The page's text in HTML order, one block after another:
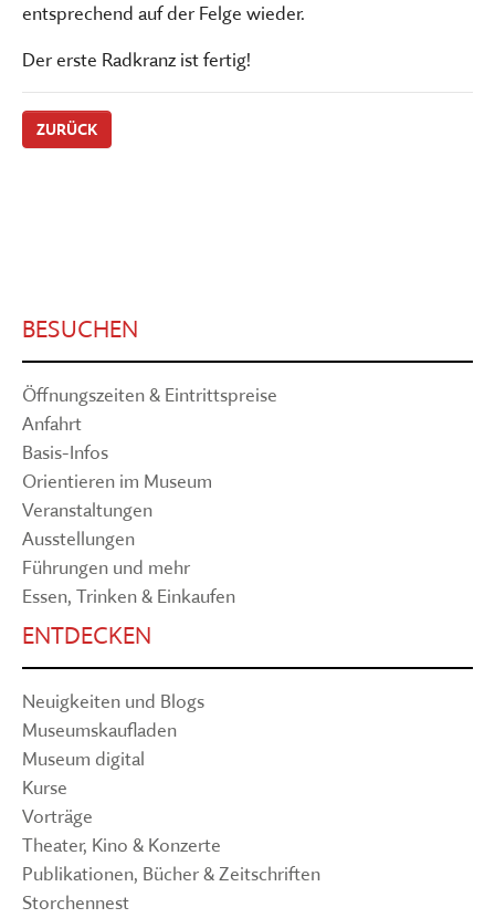
entsprechend auf der Felge wieder.
Der erste Radkranz ist fertig!
ZURÜCK
BESUCHEN
Öffnungszeiten & Eintrittspreise
Anfahrt
Basis-Infos
Orientieren im Museum
Veranstaltungen
Ausstellungen
Führungen und mehr
Essen, Trinken & Einkaufen
ENTDECKEN
Neuigkeiten und Blogs
Museumskaufladen
Museum digital
Kurse
Vorträge
Theater, Kino & Konzerte
Publikationen, Bücher & Zeitschriften
Storchennest